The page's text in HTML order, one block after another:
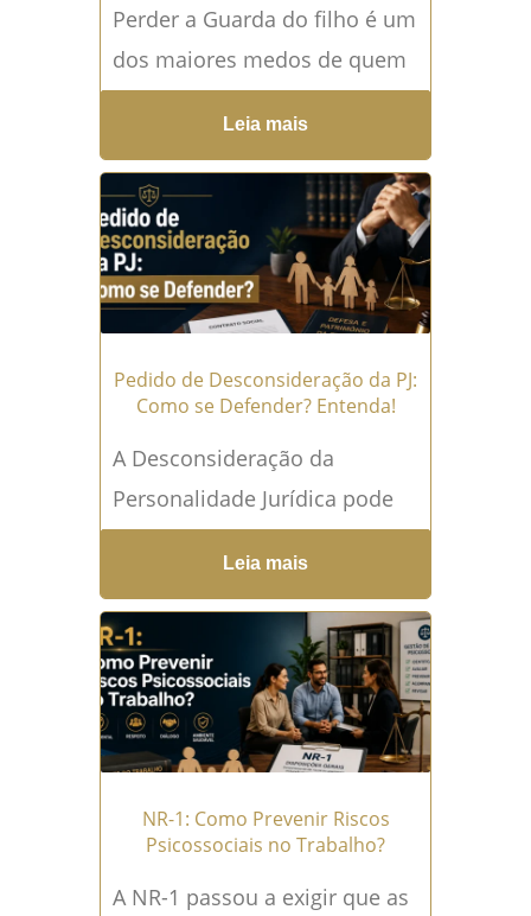
Perder a Guarda do filho é um
dos maiores medos de quem
foi preso ou possui um
familiar enfrentando uma
prisão. Além da...Leia mais →
Leia mais
Pedido de Desconsideração da PJ:
Como se Defender? Entenda!
A Desconsideração da
Personalidade Jurídica pode
fazer com que uma dívida
originalmente cobrada da
empresa alcance os bens
particulares de sócios ou
administradores....Leia mais
→
Leia mais
NR-1: Como Prevenir Riscos
Psicossociais no Trabalho?
A NR-1 passou a exigir que as